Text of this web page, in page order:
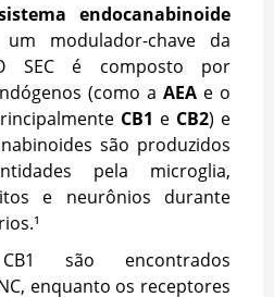
endocanabinoide
modulador-chave da
SEC é composto por
(como a AEA e o
CB1 e CB2) e
são produzidos
pela microglia,
e neurônios durante
são encontrados
enquanto os receptores